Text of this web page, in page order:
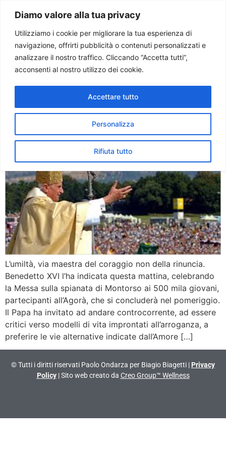
Diamo valore alla tua privacy
Utilizziamo i cookie per migliorare la tua esperienza di
navigazione, offrirti pubblicità o contenuti personalizzati e
analizzare il nostro traffico. Cliccando “Accetta tutti”,
acconsenti al nostro utilizzo dei cookie.
Personalizza
Rifiuta tutto
Accettare tutto
Paolo Ondarza
Tag:sydney
Benedetto XVI: Gesù
predilige i giovani, indica
loro mete alte
L’umiltà, via maestra del coraggio non della rinuncia.
Benedetto XVI l’ha indicata questa mattina, celebrando
la Messa sulla spianata di Montorso ai 500 mila giovani,
partecipanti all’Agorà, che si concluderà nel pomeriggio.
Il Papa ha invitato ad andare controcorrente, ad essere
critici verso modelli di vita improntati all’arroganza, a
preferire le vie alternative indicate dall’Amore […]
© Tutti i diritti riservati Paolo Ondarza per Biagio Biagetti | Privacy
Policy| Sito web creato da Creo Group™ Wellness